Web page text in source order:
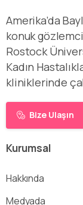
Amerika’da
konuk
Rostock
Kadın
kliniklerinde
Bize Ulaşın
Kurumsal
Hakkında
Medyada